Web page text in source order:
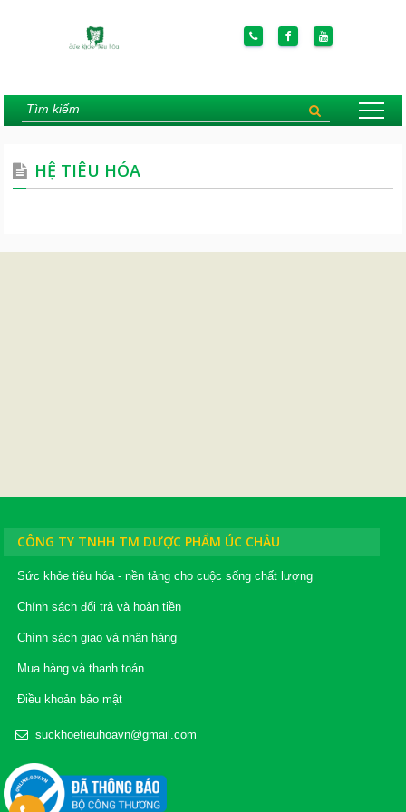
HỆ TIÊU HÓA
CÔNG TY TNHH TM DƯỢC PHẨM ÚC CHÂU
Sức khỏe tiêu hóa - nền tảng cho cuộc sống chất lượng
Chính sách đổi trả và hoàn tiền
Chính sách giao và nhận hàng
Mua hàng và thanh toán
Điều khoản bảo mật
suckhoetieuhoavn@gmail.com